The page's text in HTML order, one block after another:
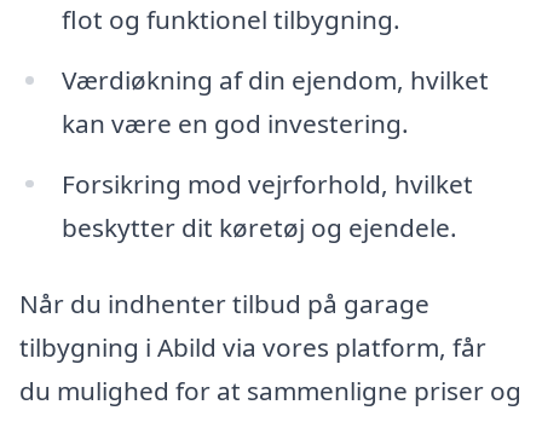
flot og funktionel tilbygning.
Værdiøkning af din ejendom, hvilket
kan være en god investering.
Forsikring mod vejrforhold, hvilket
beskytter dit køretøj og ejendele.
Når du indhenter tilbud på garage
tilbygning i Abild via vores platform, får
du mulighed for at sammenligne priser og